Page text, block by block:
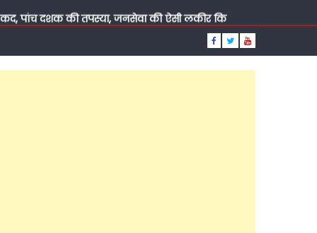
कद, पांच दशक की तपस्या, जनसेवा की ऐसी लकीर कि
डॉक्टर जीराज के समर्थन में खुलकर आया सागर समाज